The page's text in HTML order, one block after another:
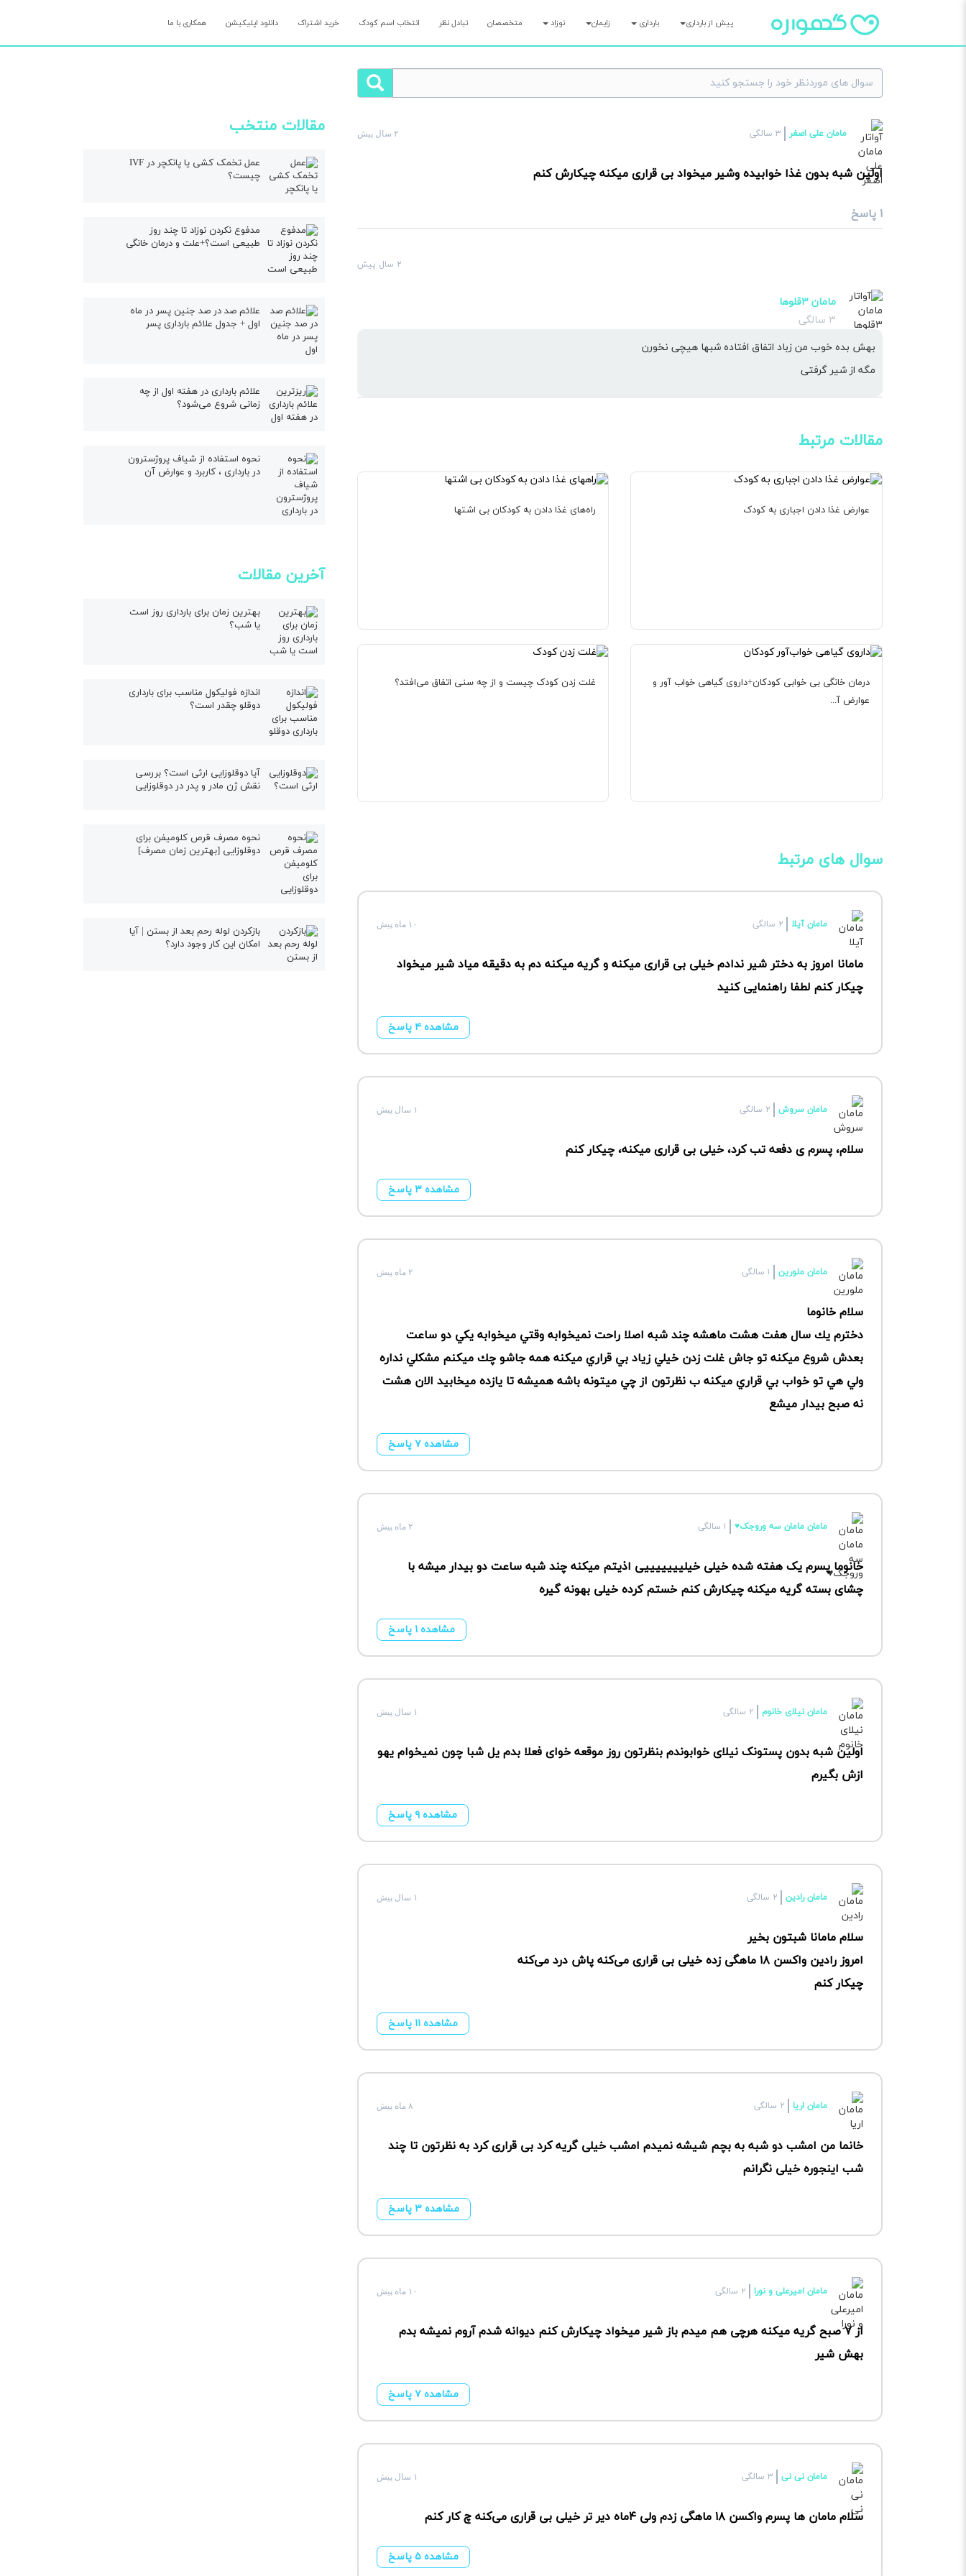
پیش از بارداری بارداری زایمان نوزاد متخصصان تبادل نظر انتخاب اسم کودک خرید اشتراک دانلود اپلیکیشن همکاری با ما
مامان علی اصغر ۳ سالگی ۲ سال پیش
اولین شبه بدون غذا خوابیده وشیر میخواد بی قراری میکنه چیکارش کنم
۱ پاسخ
۲ سال پیش
مامان ۳قلوها
۳ سالگی
بهش بده خوب من زباد اتفاق افتاده شبها هیچی نخورن
مگه از شیر گرفتی
مقالات مرتبط
راه‌های غذا دادن به کودکان بی اشتها عوارض غذا دادن اجباری به کودک
غلت زدن کودک چیست و از چه سنی اتفاق می‌افتد؟
درمان خانگی بی خوابی کودکان+داروی گیاهی خواب آور و
عوارض آ...
سوال های مرتبط
مامان آیلا ۲ سالگی ۱۰ ماه پیش
مامانا امروز به دختر شیر ندادم خیلی بی قراری میکنه و گریه میکنه دم به دقیقه میاد شیر میخواد
چیکار کنم لطفا راهنمایی کنید
مشاهده ۴ پاسخ
مامان سروش ۲ سالگی ۱ سال پیش
سلام، پسرم ی دفعه تب کرد، خیلی بی قراری میکنه، چیکار کنم
مشاهده ۳ پاسخ
مامان ملورين ۱ سالگی ۲ ماه پیش
سلام خانوما
دخترم يك سال هفت هشت ماهشه چند شبه اصلا راحت نميخوابه وقتي ميخوابه يكي دو ساعت
بعدش شروع ميكنه تو جاش غلت زدن خيلي زياد بي قراري ميكنه همه جاشو چك ميكنم مشكلي نداره
ولي هي تو خواب بي قراري ميكنه ب نظرتون از چي ميتونه باشه هميشه تا يازده ميخابيد الان هشت
نه صبح بيدار ميشع
مشاهده ۷ پاسخ
مامان مامان سه وروجک♥ ۱ سالگی ۲ ماه پیش
خانوما پسرم یک هفته شده خیلی خیلیییییییی اذیتم میکنه چند شبه ساعت دو بیدار میشه با
چشای بسته گریه میکنه چیکارش کنم خستم کرده خیلی بهونه گیره
مشاهده ۱ پاسخ
مامان نیلای خانوم ۲ سالگی ۱ سال پیش
اولین شبه بدون پستونک نیلای خوابوندم بنظرتون روز موقعه خوای فعلا بدم یل شبا چون نمیخوام یهو
ازش بگیرم
مشاهده ۹ پاسخ
مامان رادین ۲ سالگی ۱ سال پیش
سلام مامانا شبتون بخیر
امروز رادین واکسن ۱۸ ماهگی زده خیلی بی قراری می‌کنه پاش درد می‌کنه
چیکار کنم
مشاهده ۱۱ پاسخ
مامان اریا ۲ سالگی ۸ ماه پیش
خانما من امشب دو شبه به بچم شیشه نمیدم امشب خیلی گریه کرد بی قراری کرد به نظرتون تا چند
شب اینجوره خیلی نگرانم
مشاهده ۳ پاسخ
مامان امیرعلی و نورا ۲ سالگی ۱۰ ماه پیش
از ۷ صبح گریه میکنه هرچی هم میدم باز شیر میخواد چیکارش کنم دیوانه شدم آروم نمیشه بدم
بهش شیر
مشاهده ۷ پاسخ
مامان نی نی ۳ سالگی ۱ سال پیش
سلام مامان ها پسرم واکسن ۱۸ ماهگی زدم ولی ۴ماه دیر تر خیلی بی قراری می‌کنه چ کار کنم
مشاهده ۵ پاسخ
مقالات منتخب
عمل تخمک کشی یا پانکچر در IVF
چیست؟
مدفوع نکردن نوزاد تا چند روز
طبیعی است؟+علت و درمان خانگی
علائم صد در صد جنین پسر در ماه
اول + جدول علائم بارداری پسر
علائم بارداری در هفته اول از چه
زمانی شروع می‌شود؟
نحوه استفاده از شیاف پروژسترون
در بارداری ، کاربرد و عوارض آن
آخرین مقالات
بهترین زمان برای بارداری روز است
یا شب؟
اندازه فولیکول مناسب برای بارداری
دوقلو چقدر است؟
آیا دوقلوزایی ارثی است؟ بررسی
نقش ژن مادر و پدر در دوقلوزایی
نحوه مصرف قرص کلومیفن برای
دوقلوزایی [بهترین زمان مصرف]
بازکردن لوله رحم بعد از بستن | آیا
امکان این کار وجود دارد؟
×
ارسال